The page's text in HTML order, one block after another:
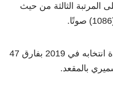
المرتبة الثالثة من حيث
وخسر المسمري جهوده لإعادة انتخابه في 2019 بفارق 47
بالمقعد.